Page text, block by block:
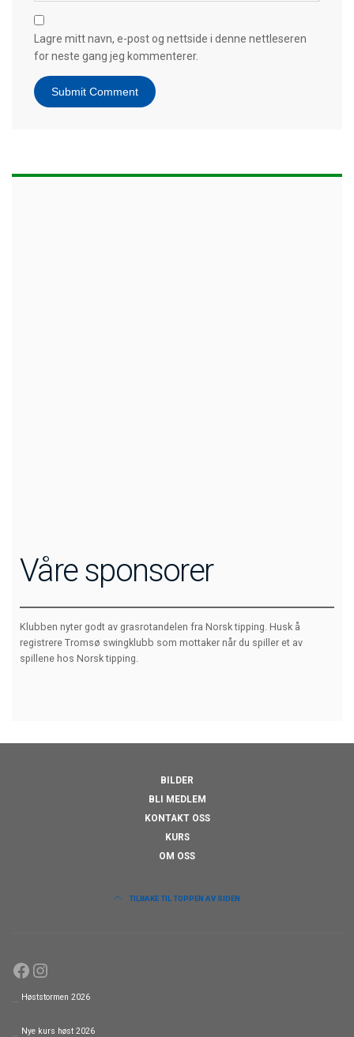
Lagre mitt navn, e-post og nettside i denne nettleseren
for neste gang jeg kommenterer.
Våre sponsorer
Klubben nyter godt av grasrotandelen fra Norsk tipping. Husk å
registrere Tromsø swingklubb som mottaker når du spiller et av
spillene hos Norsk tipping.
BILDER
BLI MEDLEM
KONTAKT OSS
KURS
OM OSS
TILBAKE TIL TOPPEN AV SIDEN
Facebook
Instagram
Høststormen 2026
Nye kurs høst 2026